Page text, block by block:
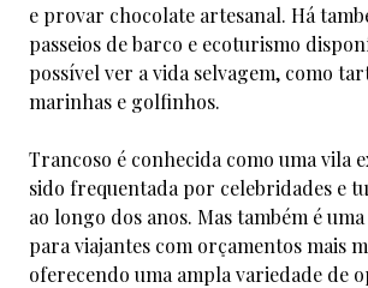
e provar chocolate artesanal. Há
passeios de barco e ecoturismo
possível ver a vida selvagem, como
marinhas e golfinhos.
Trancoso é conhecida como uma vila
sido frequentada por celebridades e
ao longo dos anos. Mas também é
para viajantes com orçamentos mais
oferecendo uma ampla variedade de